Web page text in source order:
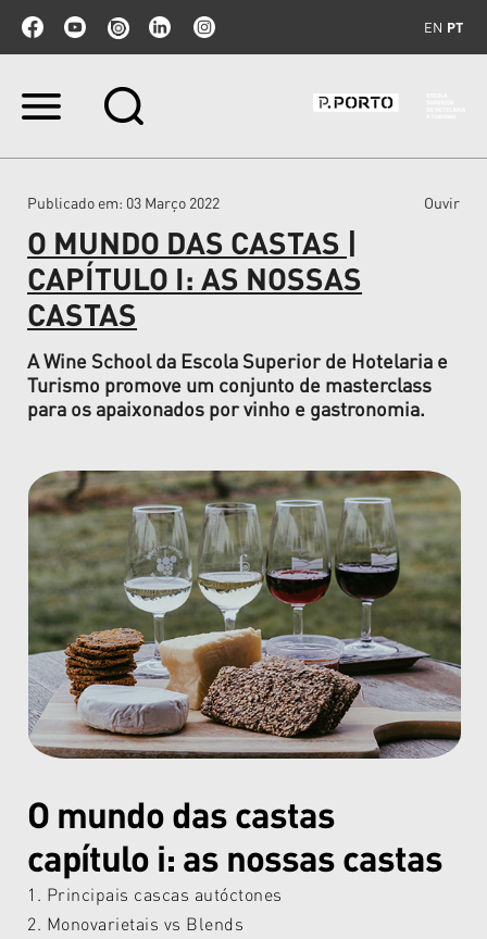
EN PT
Ir
Ir
navegação
Publicado em: 03 Março 2022 Ouvir
O MUNDO DAS CASTAS |
CAPÍTULO I: AS NOSSAS
CASTAS
A Wine School da Escola Superior de Hotelaria e
Turismo promove um conjunto de masterclass
para os apaixonados por vinho e gastronomia.
O mundo das castas
capítulo i: as nossas castas
1. Principais cascas autóctones
2. Monovarietais vs Blends